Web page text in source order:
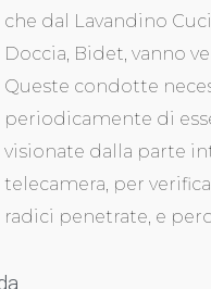
che dal Lavandino
Doccia, Bidet, vanno
Queste condotte
periodicamente di
visionate dalla parte
telecamera, per
radici penetrate, e